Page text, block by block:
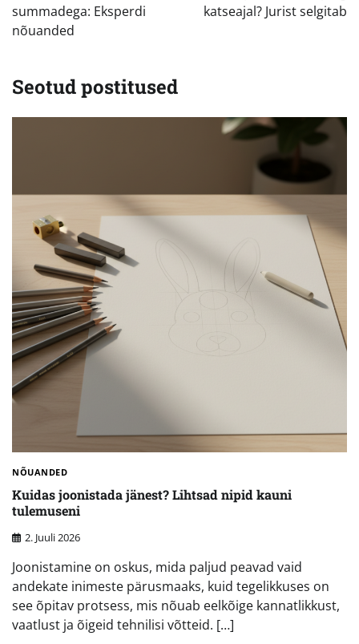
summadega: Eksperdi
nõuanded
katseajal? Jurist selgitab
Seotud postitused
NÕUANDED
Kuidas joonistada jänest? Lihtsad nipid kauni
tulemuseni
2. Juuli 2026
Joonistamine on oskus, mida paljud peavad vaid
andekate inimeste pärusmaaks, kuid tegelikkuses on
see õpitav protsess, mis nõuab eelkõige kannatlikkust,
vaatlust ja õigeid tehnilisi võtteid. […]